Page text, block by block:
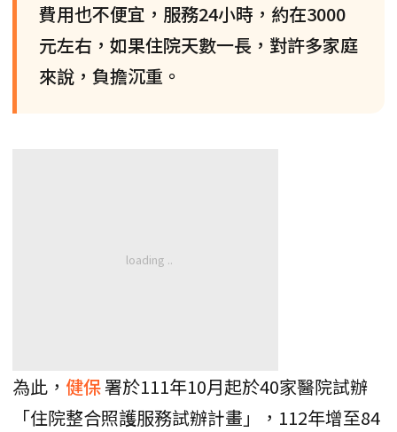
費用也不便宜，服務24小時，約在3000
元左右，如果住院天數一長，對許多家庭
來說，負擔沉重。
為此， 健保署於111年10月起於40家醫院試辦
「住院整合照護服務試辦計畫」，112年增至84